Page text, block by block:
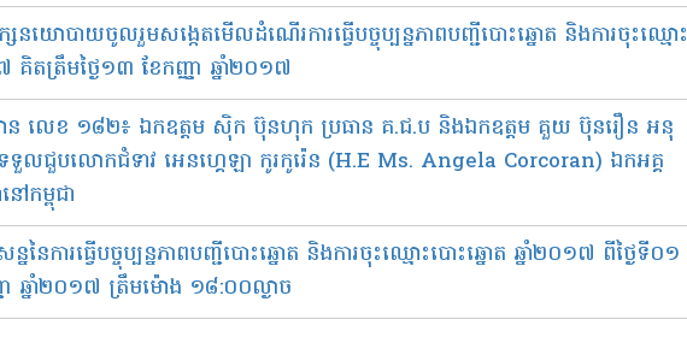
នយោបាយ​ចូលរួម​សង្កេតមើល​ដំណើរការ​ធ្វើ​បច្ចុប្បន្នភាព​បញ្ជី​បោះឆ្នោត​ និង​ការ​ចុះឈ្មោះ
គិត​ត្រឹម​ថ្ងៃ​១៣ ខែកញ្ញា ឆ្នាំ​២០១៧
ាន​ លេខ ១៨២​៖ ឯកឧត្ដម​ ស៊ិក ប៊ុនហុក ប្រធាន គ.ជ.ប និង​ឯកឧត្ដម​ គួយ ប៊ុនរឿន អនុ
ទួល​ជួប​លោក​ជំទាវ អេនហ្គេឡា កូរកូ​រ៉េន​ (H.E Ms. Angela Corcoran) ឯកអគ្គ
ៅ​កម្ពុជា
នៃ​ការ​ធ្វើ​បច្ចុប្បន្នភាព​បញ្ជី​បោះ​ឆ្នោត​ និង​ការ​ចុះ​ឈ្មោះ​បោះឆ្នោត ឆ្នាំ​២០១៧ ពីថ្ងៃទី​០១
ឆ្នាំ​២០១៧ ត្រឹមម៉ោង​ ១៨​:០០ល្ងាច​